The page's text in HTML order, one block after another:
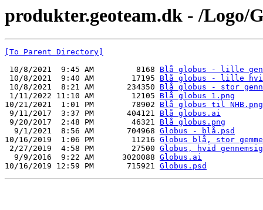
produkter.geoteam.dk - /Logo/
[To Parent Directory]
10/8/2021  9:45 AM         8168 Blå globus - lille
10/8/2021  9:40 AM        17195 Blå globus - lille hvid
10/8/2021  8:21 AM       234350 Blå globus - stor
1/11/2022 11:10 AM        12105 Blå globus 1.png
10/21/2021  1:01 PM        78902 Blå globus til NHB.png
9/11/2017  3:37 PM       404121 Blå globus.ai
9/20/2017  2:48 PM        46321 Blå globus.png
  9/1/2021  8:56 AM       704968
Globus - blå.psd
10/16/2019  1:06 PM        11216 Globus blå, stor
2/27/2019  4:58 PM        27500 Globus, hvid
  9/9/2016  9:22 AM      3020088
Globus.ai
10/16/2019 12:59 PM       715921 Globus.psd